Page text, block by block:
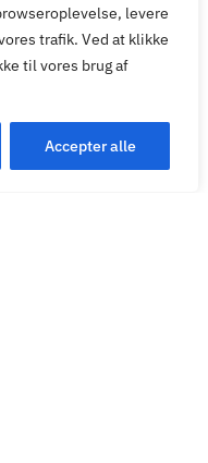
levere
trafik. Ved at klikke
til vores brug af
Accepter alle
– Enkel og
drift